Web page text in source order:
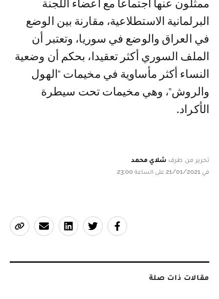
ممثلون عنها اجتماعا مع أعضاء اللجنة
البرلمانية الاستطلاعية، مقارنة بين الوضع
في العراق والوضع في سوريا، وتعتبر أن
الملف السوري أكثر تعقيدا، بحكم أن وضعية
النساء أكثر مأساوية في مخيمات "الهول
والروش"، وهي مخيمات تحت سيطرة
الأكراد.
تحرير من طرف شلاي محمد
في 21/01/2021 على الساعة 23:00
مقالات ذات صلة